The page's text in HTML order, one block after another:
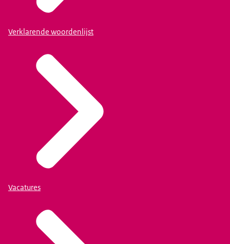
Verklarende woordenlijst
Vacatures